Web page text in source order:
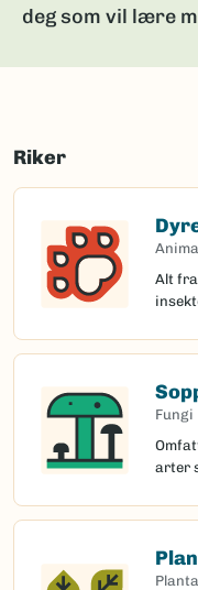
deg som vil lære
Riker
Alt
Fungi
arter